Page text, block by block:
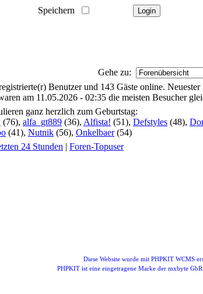
Speichern
Gehe zu:
Benutzer und 143 Gäste online. Neuester
am 11.05.2026 - 02:35 die meisten Besucher
ganz herzlich zum Geburtstag:
(76), alfa_gt889 (36), Alfista! (51), Defstyles (48),
(41), Nutnik (56), Onkelbaer(54)
24 Stunden | Foren-Topuser
Diese Website wurde mit PHPKIT WCMS
PHPKIT ist eine eingetragene Marke der mxbyte